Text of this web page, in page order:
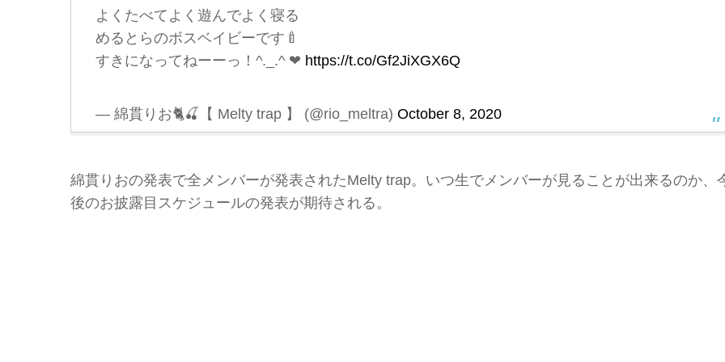
よくたべてよく遊んでよく寝る
めるとらのボスベイビーです🍼
すきになってねーーっ！^._.^ ❤︎ https://t.co/Gf2JiXGX6Q
— 綿貫りお🐈🍒【 Melty trap 】 (@rio_meltra) October 8, 2020
綿貫りおの発表で全メンバーが発表されたMelty trap。いつ生でメンバーが見ることが出来るのか、
後のお披露目スケジュールの発表が期待される。